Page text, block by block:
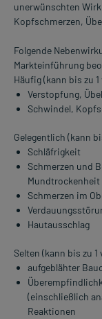
unerwünschten
Kopfschmerzen,
Folgende
Markteinführung
Häufig (kann bis zu
Verstopfung,
Schwindel,
Gelegentlich (kann
Schläfrigkeit
Schmerzen und
Mundtrockenheit
Schmerzen im
Hautausschlag
Selten (kann bis zu
aufgeblähter
(einschließlich
Reaktionen